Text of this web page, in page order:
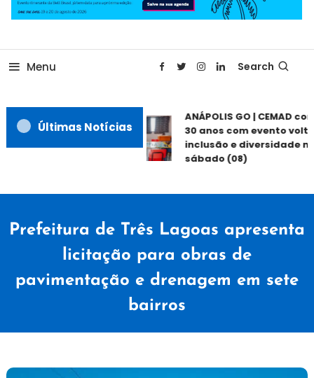
Menu Search
Últimas Notícias
ANÁPOLIS GO | CEMAD
30 anos com evento
inclusão e diversidade
sábado (08)
Prefeitura de Três Lagoas apresenta
licitação para obras de
pavimentação e drenagem em sete
bairros